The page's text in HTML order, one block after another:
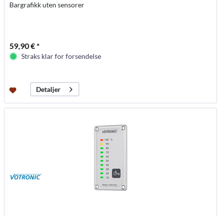
Bargrafikk uten sensorer
59,90 € *
Straks klar for forsendelse
Detaljer